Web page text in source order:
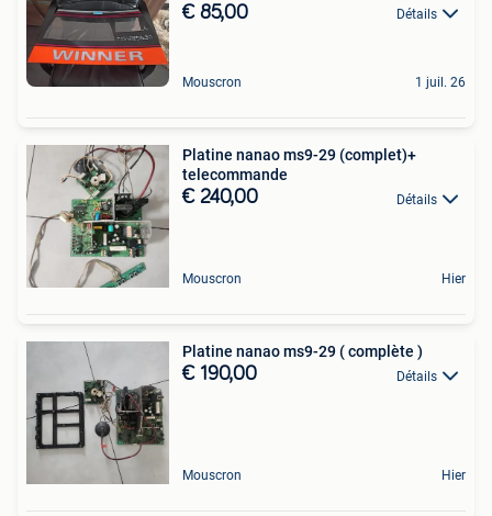
€ 85,00 Détails
Mouscron 1 juil. 26
Platine nanao ms9-29 (complet)+
telecommande
€ 240,00 Détails
Mouscron Hier
Platine nanao ms9-29 ( complète )
€ 190,00 Détails
Mouscron Hier